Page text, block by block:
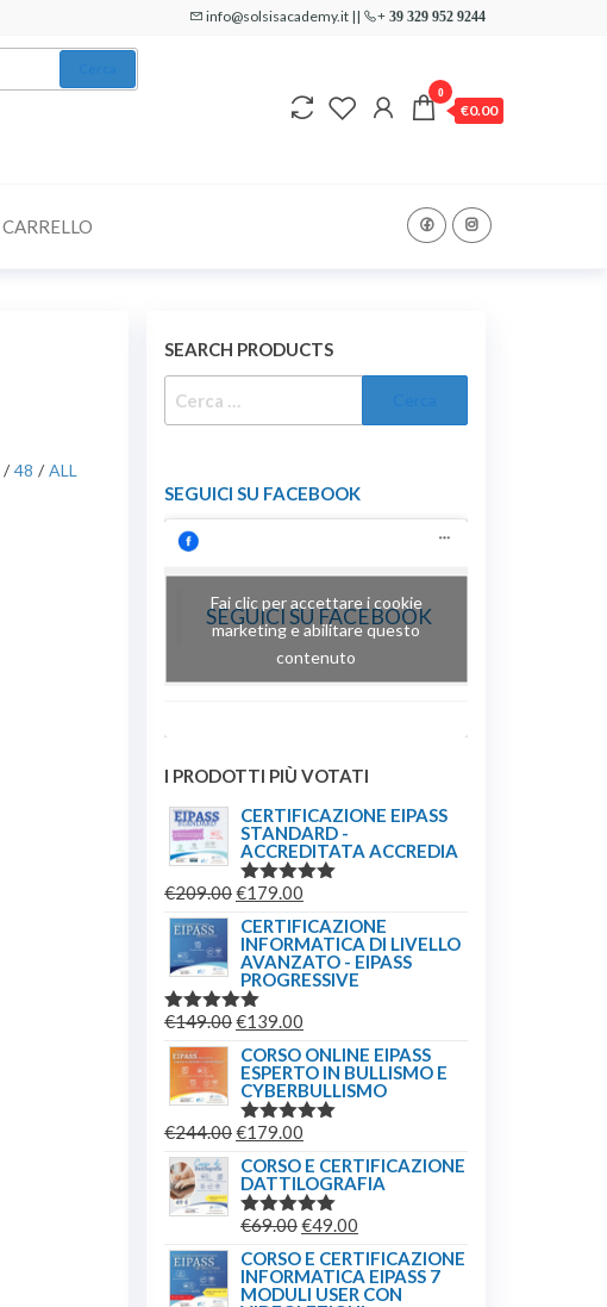
info@solsisacademy.it || + 39 329 952 9244
0
€0.00
CARRELLO
/ 48 / ALL
SEARCH PRODUCTS
SEGUICI SU FACEBOOK
SEGUICI SU FACEBOOK
Fai clic per accettare i cookie
marketing e abilitare questo
contenuto
I PRODOTTI PIÙ VOTATI
CERTIFICAZIONE EIPASS
STANDARD -
ACCREDITATA ACCREDIA
VALUTATO
€209.00IL
PREZZO
ORIGINALE
ERA:
€209.00.
€179.00
PREZZO
ATTUALE
È:
CERTIFICAZIONE
INFORMATICA DI LIVELLO
AVANZATO - EIPASS
PROGRESSIVE
VALUTATO
5.00SU 5
€149.00IL
PREZZO
ORIGINALE
ERA:
€149.00.
€139.00
PREZZO
ATTUALE
È:
CORSO ONLINE EIPASS
ESPERTO IN BULLISMO E
CYBERBULLISMO
VALUTATO
€244.00IL
PREZZO
ORIGINALE
ERA:
€179.00
PREZZO
ATTUALE
È:
CORSO E CERTIFICAZIONE
DATTILOGRAFIA
VALUTATO
€69.00IL
PREZZO
ORIGINALE
€49.00
PREZZO
ATTUALE
CORSO E CERTIFICAZIONE
INFORMATICA EIPASS 7
MODULI USER CON